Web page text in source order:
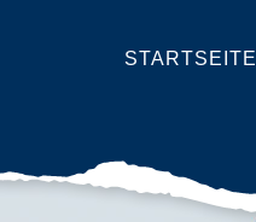
STARTSEITE